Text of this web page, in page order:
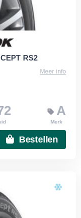
RS2
Meer info
A
Merk
Bestellen